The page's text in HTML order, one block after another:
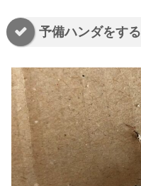
予備ハンダをする